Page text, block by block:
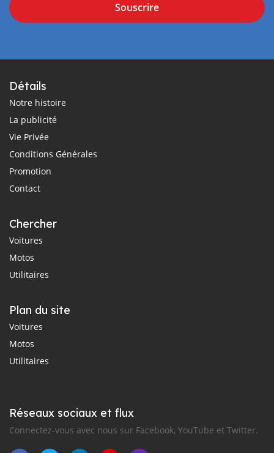
Souscrire
Détails
Notre histoire
La publicité
Vie Privée
Conditions Générales
Promotion
Contact
Chercher
Voitures
Motos
Utilitaires
Plan du site
Voitures
Motos
Utilitaires
Réseaux sociaux et flux
Connectez-vous avec nous sur Facebook, YouTube et Twitter.